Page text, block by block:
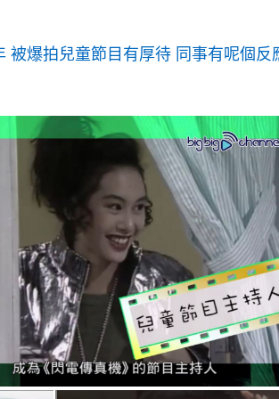
被爆拍兒童節目有厚待 同事有呢個反